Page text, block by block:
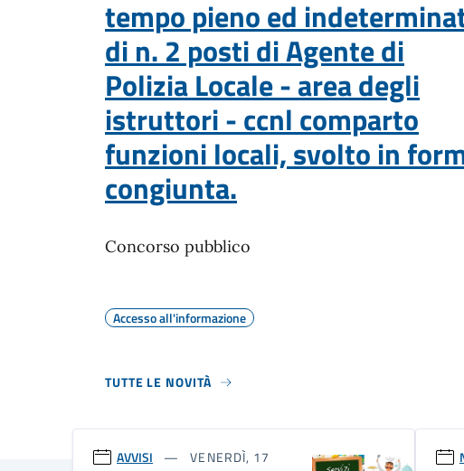
tempo pieno ed
di n. 2 posti di Agente di
Polizia Locale - area degli
istruttori - ccnl comparto
funzioni locali, svolto in
congiunta.
Concorso pubblico
Accesso all'informazione
TUTTE LE NOVITÀ
AVVISI
VENERDÌ, 17